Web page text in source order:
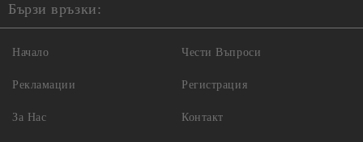
Бързи връзки:
Начало
Рекламации
За Нас
Чести Въпроси
Регистрация
Контакт